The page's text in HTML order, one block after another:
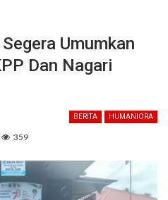
Umumkan
Dan Nagari
BERITA HUMANIORA
359